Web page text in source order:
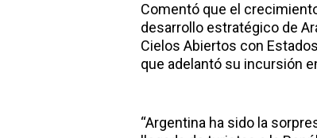
Comentó que el
desarrollo estratégico de
Cielos Abiertos con
que adelantó su incursión
“Argentina ha sido la